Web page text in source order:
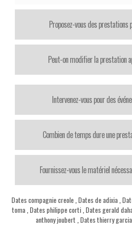
Proposez-vous des prestations
Peut-on modifier la prestation
Intervenez-vous pour des
Combien de temps dure une
Fournissez-vous le matériel
Dates compagnie creole, Dates de adixia,
toma, Dates philippe corti, Dates gerald
anthony joubert Dates thierry garcia